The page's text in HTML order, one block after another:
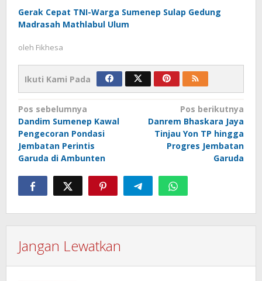
Gerak Cepat TNI-Warga Sumenep Sulap Gedung
Madrasah Mathlabul Ulum
oleh Fikhesa
Ikuti Kami Pada
Navigasi
pos
Pos sebelumnya
Dandim Sumenep Kawal
Pengecoran Pondasi
Jembatan Perintis
Garuda di Ambunten
Pos berikutnya
Danrem Bhaskara Jaya
Tinjau Yon TP hingga
Progres Jembatan
Garuda
Jangan Lewatkan